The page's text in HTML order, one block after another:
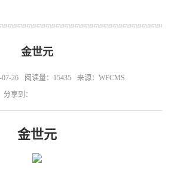
金世元
26 阅读量：15435
来源：WFCMS
分享到：
金世元